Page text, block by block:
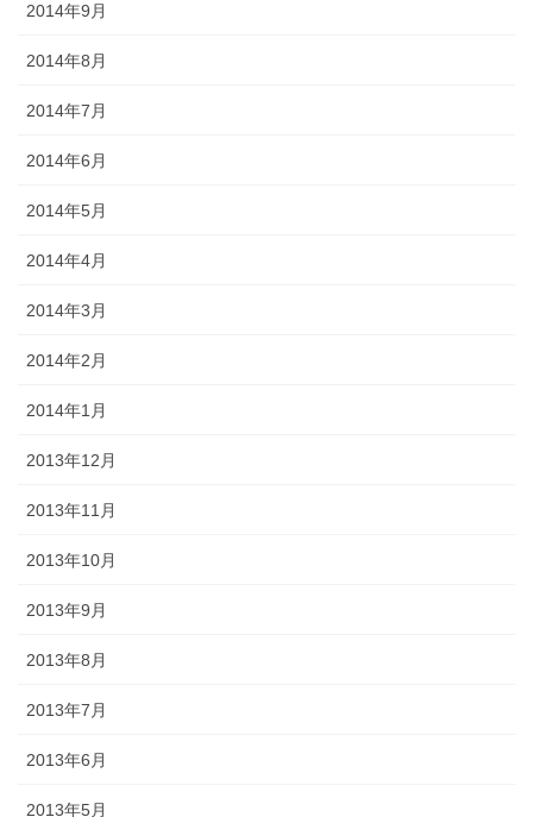
2014年9月
2014年8月
2014年7月
2014年6月
2014年5月
2014年4月
2014年3月
2014年2月
2014年1月
2013年12月
2013年11月
2013年10月
2013年9月
2013年8月
2013年7月
2013年6月
2013年5月